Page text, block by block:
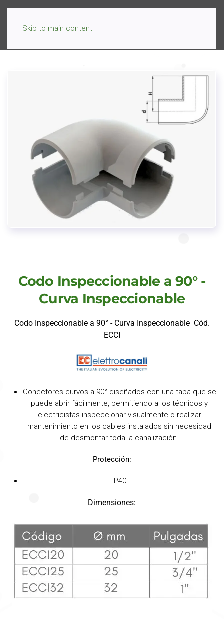
Skip to main content
Codo Inspeccionable a 90° -
Curva Inspeccionable
Codo Inspeccionable a 90° - Curva Inspeccionable Cód.
ECCI
Conectores curvos a 90° diseñados con una tapa que se
puede abrir fácilmente, permitiendo a los técnicos y
electricistas inspeccionar visualmente o realizar
mantenimiento en los cables instalados sin necesidad
de desmontar toda la canalización.
Protección:
IP40
Dimensiones: